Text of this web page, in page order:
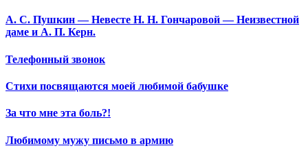
А. С. Пушкин — Невесте Н. Н. Гончаровой — Неизвестной
даме и А. П. Керн.
Телефонный звонок
Стихи посвящаются моей любимой бабушке
За что мне эта боль?!
Любимому мужу письмо в армию